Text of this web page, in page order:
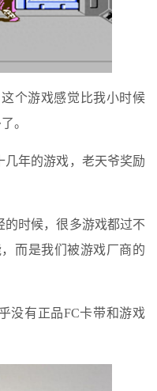
个游戏感觉比我小时候
。
年的游戏，老天爷奖励
的时候，很多游戏都过不
而是我们被游戏厂商的
没有正品FC卡带和游戏